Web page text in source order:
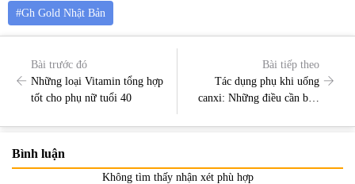
#Gh Gold Nhật Bản
Bài trước đó
Những loại Vitamin tổng hợp
tốt cho phụ nữ tuổi 40
Bài tiếp theo
Tác dụng phụ khi uống
canxi: Những điều cần biết
Bình luận
Không tìm thấy nhận xét phù hợp